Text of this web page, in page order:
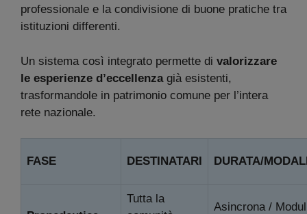
professionale e la condivisione di buone pratiche tra
istituzioni differenti.
Un sistema così integrato permette di valorizzare
le esperienze d’eccellenzagià esistenti,
trasformandole in patrimonio comune per l’intera
rete nazionale.
FASE DESTINATARI DURATA/
Tutta la
Asincrona /